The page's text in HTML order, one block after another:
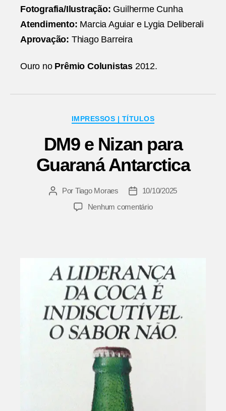
Fotografia/Ilustração: Guilherme Cunha
Atendimento: Marcia Aguiar e Lygia Deliberali
Aprovação: Thiago Barreira
Ouro no Prêmio Colunistas 2012.
Categorias
IMPRESSOS | TÍTULOS
DM9 e Nizan para
Guaraná Antarctica
Autor
Por Tiago Moraes
Data10/10/2025
Nenhum comentárioem
Antarctica